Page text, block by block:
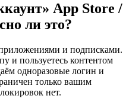
App Store /
ли это?
и подписками.
и пользуетесь контентом
одноразовые логин и
только вашим
нет.